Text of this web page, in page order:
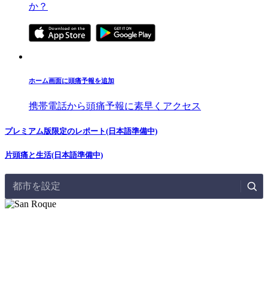
か？
ホーム画面に頭痛予報を追加
携帯電話から頭痛予報に素早くアクセス
プレミアム版限定のレポート(日本語準備中)
片頭痛と生活(日本語準備中)
都市を設定